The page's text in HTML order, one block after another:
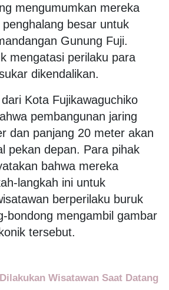
mengumumkan mereka
besar untuk
Gunung Fuji.
mengatasi perilaku para
dikendalikan.
Kota Fujikawaguchiko
pembangunan jaring
dan panjang 20 meter akan
pekan depan. Para pihak
bahwa mereka
langkah ini untuk
berperilaku buruk
bondong mengambil gambar
tersebut.
Wisatawan Saat Datang